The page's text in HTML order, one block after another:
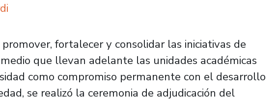
fortalecer y consolidar las iniciativas de
que llevan adelante las unidades académicas
como compromiso permanente con el desarrollo
se realizó la ceremonia de adjudicación del